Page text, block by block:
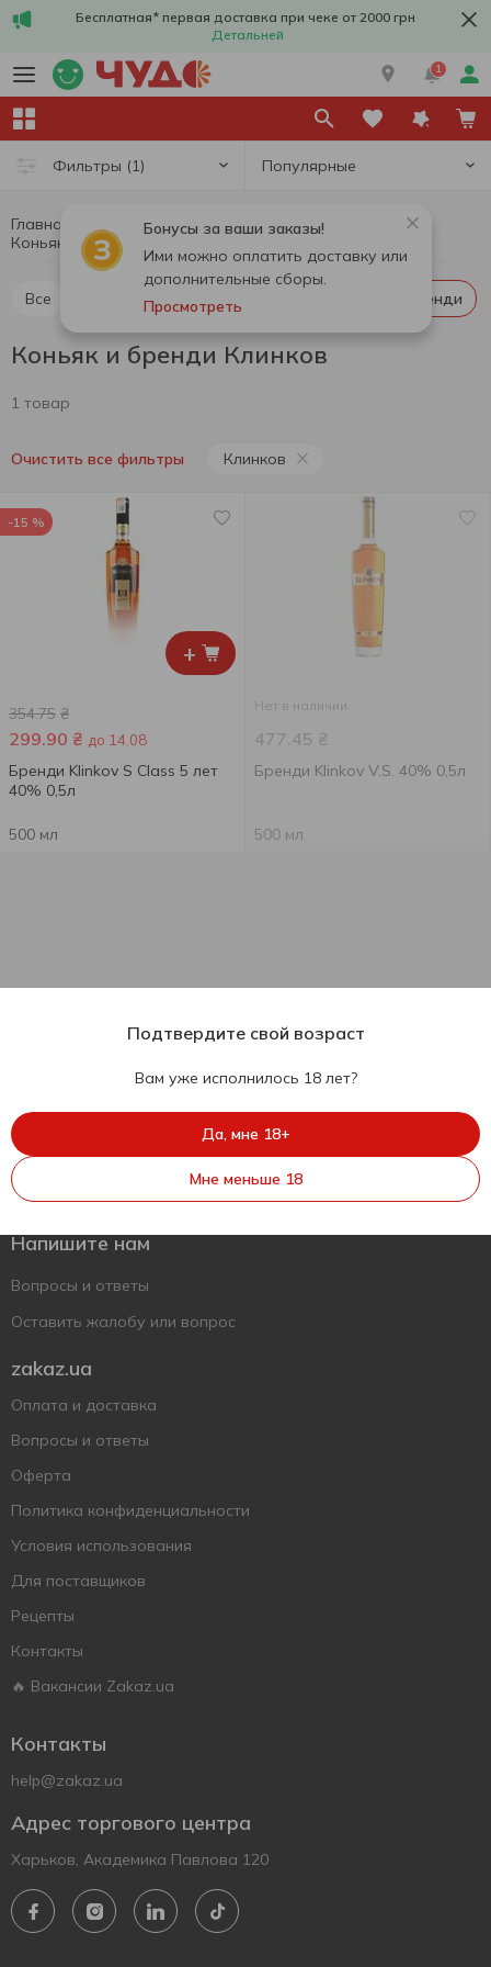
Бесплатная* первая доставка при чеке от 2000 грн
Детальней
1
Фильтры (1) Популярные
Бонусы за ваши заказы!
Ими можно оплатить доставку или
дополнительные сборы.
Просмотреть
Главная Алкоголь
Крепкий алкоголь
Коньяк и бренди
Коньяк и бренди Клинков
Все Коньяк и бренди
Коньяк и бренди Клинков
1 товар
Очистить все фильтры Клинков
+
-15 %
354.75 ₴
299.90 ₴ до 14.08
Бренди Klinkov S Class 5 лет
40% 0,5л
500 мл
Нет в наличии
477.45 ₴
Бренди Klinkov V.S. 40% 0,5л
500 мл
Укр
Поддержать ВСУ
Напишите нам
Вопросы и ответы
Оставить жалобу или вопрос
zakaz.ua
Оплата и доставка
Вопросы и ответы
Оферта
Политика конфиденциальности
Условия использования
Для поставщиков
Рецепты
Контакты
🔥 Вакансии Zakaz.ua
Контакты
help@zakaz.ua
Адрес торгового центра
Харьков, Академика Павлова 120
Подтвердите свой возраст
Вам уже исполнилось 18 лет?
Да, мне 18+
Мне меньше 18